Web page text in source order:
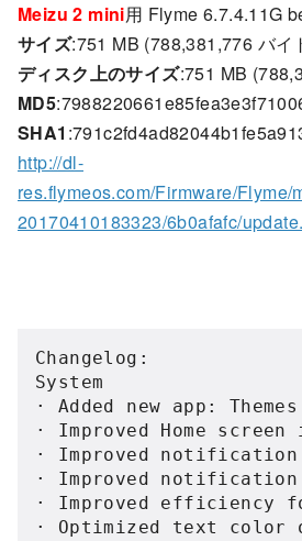
Meizu 2 mini用 Flyme 6.7.4.11G
サイズ:751 MB (788,381,776 バイ
ディスク上のサイズ:751 MB
MD5
SHA1
http://dl-
res.flymeos.com/Firmware/Flyme/
20170410183323/6b0afafc/
Changelog:
System
· Added new app: Themes
· Improved Home
· Improved
· Improved
· Improved efficiency
· Optimized text